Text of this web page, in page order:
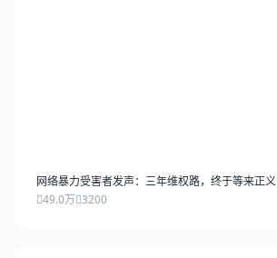
网络暴力受害者发声：三年维权路，终于等来正义
49.0万 3200